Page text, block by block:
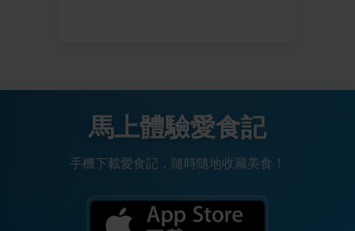
馬上體驗愛食記
手機下載愛食記，隨時隨地收藏美食！